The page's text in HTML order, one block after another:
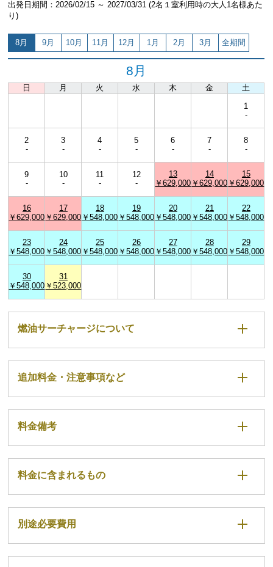
出発日期間：2026/02/15 ～ 2027/03/31 (2名１室利用時の大人1名様あた
り)
8月 9月 10月 11月 12月 1月 2月 3月 全期間
8月
日 月 火 水 木 金 土
1
-
2
-
3
-
4
-
5
-
6
-
7
-
8
-
9
-
10
-
11
-
12
-
13
￥629,000
14
￥629,000
15
￥629,000
16
￥629,000
17
￥629,000
18
￥548,000
19
￥548,000
20
￥548,000
21
￥548,000
22
￥548,000
23
￥548,000
24
￥548,000
25
￥548,000
26
￥548,000
27
￥548,000
28
￥548,000
29
￥548,000
30
￥548,000
31
￥523,000
燃油サーチャージについて
追加料金・注意事項など
料金備考
料金に含まれるもの
別途必要費用